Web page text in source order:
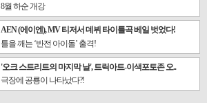
8월 하순 개강
AEN (에이엔), MV 티저서 데뷔 타이틀곡 베일 벗었다!
틀을 깨는 ‘반전 아이돌’ 출격!
'오크 스트리트의 마지막 날', 트릭아트-이색포토존 오..
극장에 공룡이 나타났다?!